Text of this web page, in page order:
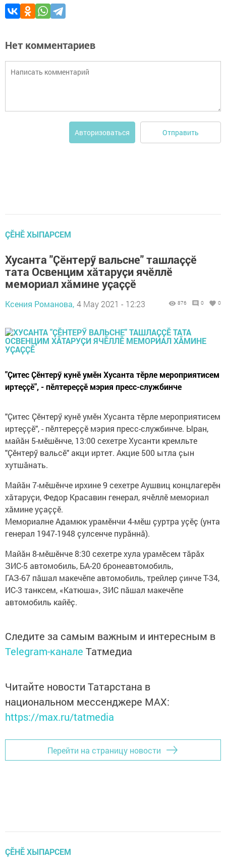
Нет комментариев
Авторизоваться Отправить
ÇӖНӖ ХЫПАРСЕМ
Хусанта "Ҫӗнтерӳ вальсне" ташлаҫҫӗ
тата Освенцим хӑтаруҫи ячӗллӗ
мемориал хӑмине уҫаҫҫӗ
Ксения Романова, 4 May 2021 - 12:23 876 0 0
"Ҫитес Ҫӗнтерӳ кунӗ умӗн Хусанта тӗрле мероприятисем
иртеҫҫӗ", - пӗлтереҫҫӗ мэрия пресс-службинче
"Ҫитес Ҫӗнтерӳ кунӗ умӗн Хусанта тӗрле мероприятисем
иртеҫҫӗ", - пӗлтереҫҫӗ мэрия пресс-службинче. Ыран,
майӑн 5-мӗшӗнче, 13:00 сехетре Хусанти кремльте
"Ҫӗнтерӳ вальсӗ" акци иртет. Акцие 500 ытла ҫын
хутшӑнать.
Майӑн 7-мӗшӗнче ирхине 9 сехетре Аушвиц концлагерӗн
хӑтаруҫи, Федор Красавин генерал, ячӗллӗ мемориал
хӑмине уҫаҫҫӗ.
Мемориалне Адамюк урамӗнчи 4-мӗш ҫуртра уҫӗҫ (унта
генерал 1947-1948 ҫулсенче пурӑннӑ).
Майӑн 8-мӗшӗнче 8:30 сехетре хула урамӗсем тӑрӑх
ЗИС-5 автомобиль, БА-20 бронеавтомобиль,
ГАЗ-67 пӑшал макечӗпе автомобиль, трейлер ҫинче Т-34,
ИС-3 танксем, «Катюша», ЗИС пӑшал макечӗпе
автомобиль кайӗҫ.
Следите за самым важным и интересным в
Telegram-канале Татмедиа
Читайте новости Татарстана в
национальном мессенджере MАХ:
https://max.ru/tatmedia
Перейти на страницу новости
ÇӖНӖ ХЫПАРСЕМ